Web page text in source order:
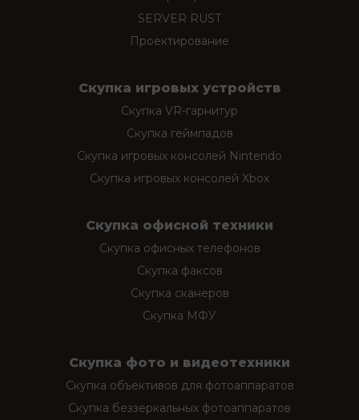
SERVER RUST
Проектирование
Скупка игровых устройств
Скупка VR-гарнитур
Скупка геймпадов
Скупка игровых консолей Nintendo
Скупка игровых консолей Xbox
Скупка офисной техники
Скупка офисных телефонов
Скупка факсов
Скупка сканеров
Скупка МФУ
Скупка фото и видеотехники
Скупка объективов для фотоаппаратов
Скупка беззеркальных фотоаппаратов